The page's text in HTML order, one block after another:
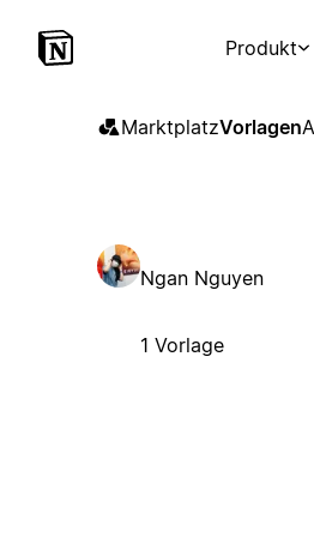
Produkt
MarktplatzVorlagen
Ngan Nguyen
1 Vorlage